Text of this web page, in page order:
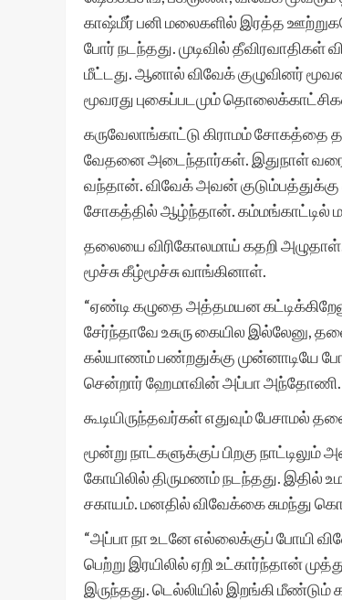
காஷ்மீர் பனி மலைகளில் இரத்த
போர் நடந்தது. முடிவில்
மீட்டது. ஆனால் விவேக் குழுவினர்
மூவரது புகைப்படமும்
கருவேலாங்காட்டு கிராமம் சோகத்தை
வேதனை அடைந்தார்கள். இதுநாள்
வந்தான். விவேக் அவன்
சோகத்தில் ஆழ்ந்தான். கம்மங்காட்டில்
தலையை விரிகோலமாய் கதறி
மூச்சு கீழ்மூச்சு வாங்கினாள்.
“ஏண்டி கழுதை அத்தமயன
சேர்ந்தாவே உசுரு கையில இல்லேனு,
கல்யாணம் பண்றதுக்கு முன்னாடியே
சென்றார் ஹேமாவின் அப்பா அந்தோணி.
கூடியிருந்தவர்கள் எதுவும் பேசாமல்
மூன்று நாட்களுக்குப் பிறகு
கோயிலில் திருமணம் நடந்தது. இதில்
சகாயம். மனதில் விவேக்கை சுமந்து
“அப்பா நா உடனே எல்லைக்குப் போயி
பெற்று இரயிலில் ஏறி உட்கார்ந்தான்
இருந்தது. டெல்லியில் இறங்கி மீண்டும்